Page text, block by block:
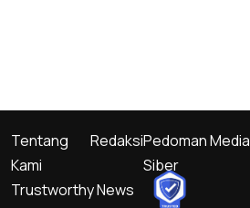
Trustworthy News
Tentang
Kami
RedaksiPedoman Media
Siber